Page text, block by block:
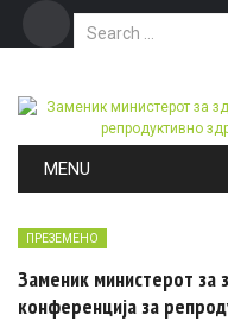
Search for:
MENU
ПРЕЗЕМЕНО
Заменик министерот за
конференција за